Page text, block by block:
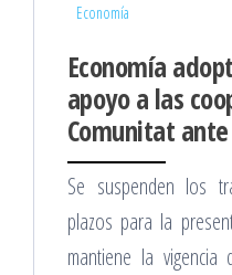
Economía
Economía
apoyo a las
Comunitat ante
Se suspenden los
plazos para la
mantiene la vigencia